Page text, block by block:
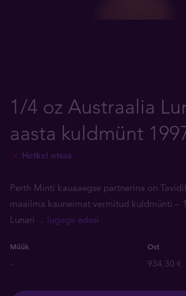
1/4 oz Austraalia
aasta kuldmünt
Hetkel otsas
Perth Minti kauaaegse partnerina on
maailma kauneimat vermitud kuldmünti ­–
Lunari ... lugege edasi
Müük Ost
- 934,30 €